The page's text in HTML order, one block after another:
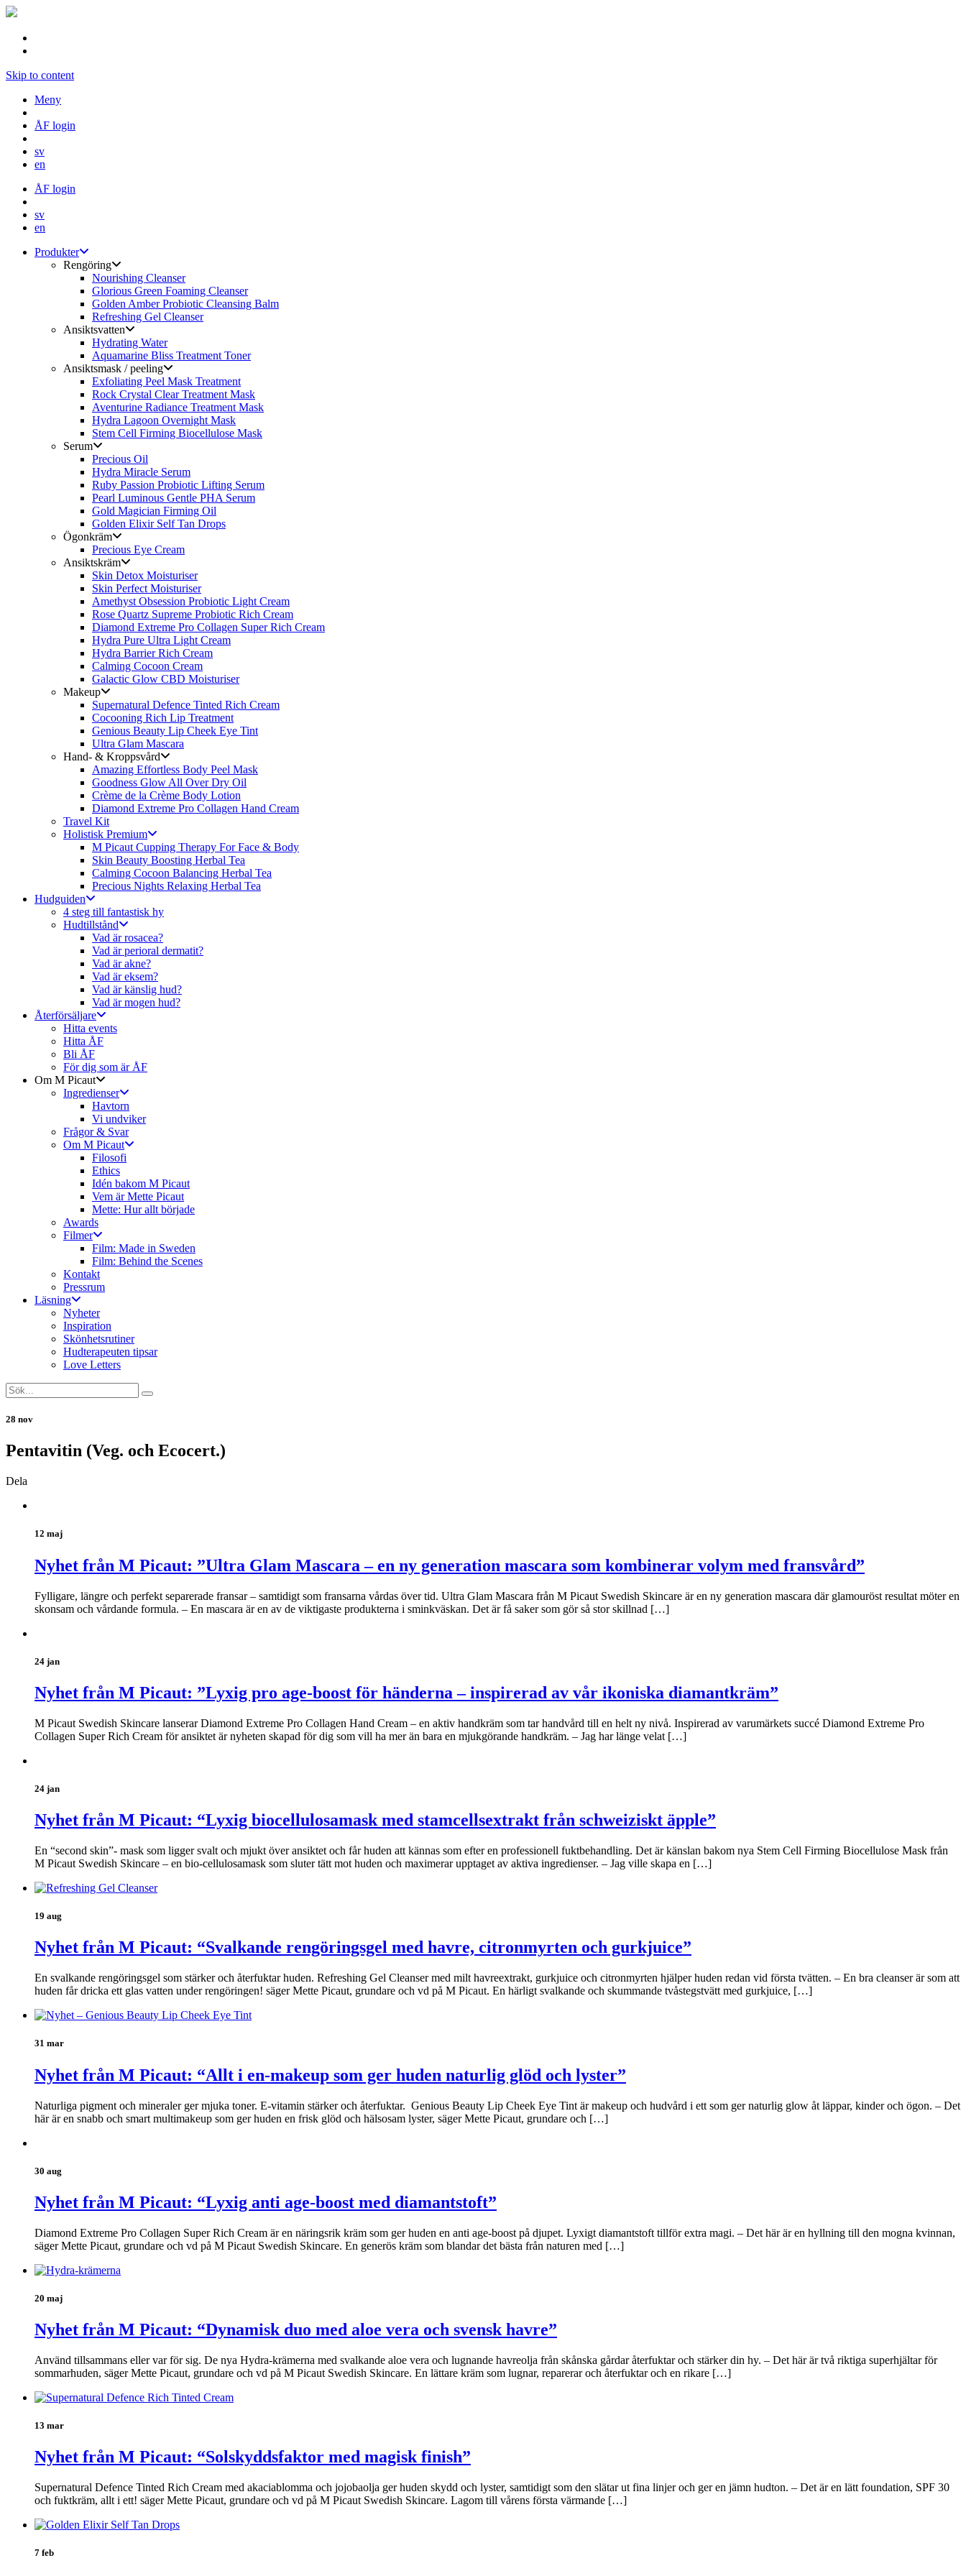
Skip to content
Meny
ÅF login
sv
en
ÅF login
sv
en
Produkter
Rengöring
Nourishing Cleanser
Glorious Green Foaming Cleanser
Golden Amber Probiotic Cleansing Balm
Refreshing Gel Cleanser
Ansiktsvatten
Hydrating Water
Aquamarine Bliss Treatment Toner
Ansiktsmask / peeling
Exfoliating Peel Mask Treatment
Rock Crystal Clear Treatment Mask
Aventurine Radiance Treatment Mask
Hydra Lagoon Overnight Mask
Stem Cell Firming Biocellulose Mask
Serum
Precious Oil
Hydra Miracle Serum
Ruby Passion Probiotic Lifting Serum
Pearl Luminous Gentle PHA Serum
Gold Magician Firming Oil
Golden Elixir Self Tan Drops
Ögonkräm
Precious Eye Cream
Ansiktskräm
Skin Detox Moisturiser
Skin Perfect Moisturiser
Amethyst Obsession Probiotic Light Cream
Rose Quartz Supreme Probiotic Rich Cream
Diamond Extreme Pro Collagen Super Rich Cream
Hydra Pure Ultra Light Cream
Hydra Barrier Rich Cream
Calming Cocoon Cream
Galactic Glow CBD Moisturiser
Makeup
Supernatural Defence Tinted Rich Cream
Cocooning Rich Lip Treatment
Genious Beauty Lip Cheek Eye Tint
Ultra Glam Mascara
Hand- & Kroppsvård
Amazing Effortless Body Peel Mask
Goodness Glow All Over Dry Oil
Crème de la Crème Body Lotion
Diamond Extreme Pro Collagen Hand Cream
Travel Kit
Holistisk Premium
M Picaut Cupping Therapy For Face & Body
Skin Beauty Boosting Herbal Tea
Calming Cocoon Balancing Herbal Tea
Precious Nights Relaxing Herbal Tea
Hudguiden
4 steg till fantastisk hy
Hudtillstånd
Vad är rosacea?
Vad är perioral dermatit?
Vad är akne?
Vad är eksem?
Vad är känslig hud?
Vad är mogen hud?
Återförsäljare
Hitta events
Hitta ÅF
Bli ÅF
För dig som är ÅF
Om M Picaut
Ingredienser
Havtorn
Vi undviker
Frågor & Svar
Om M Picaut
Filosofi
Ethics
Idén bakom M Picaut
Vem är Mette Picaut
Mette: Hur allt började
Awards
Filmer
Film: Made in Sweden
Film: Behind the Scenes
Kontakt
Pressrum
Läsning
Nyheter
Inspiration
Skönhetsrutiner
Hudterapeuten tipsar
Love Letters
28 nov
Pentavitin (Veg. och Ecocert.)
Dela
12 maj
Nyhet från M Picaut: ”Ultra Glam Mascara – en ny generation mascara som kombinerar volym med fransvård”
Fylligare, längre och perfekt separerade fransar – samtidigt som fransarna vårdas över tid. Ultra Glam Mascara från M Picaut Swedish Skincare är en ny generation mascara där glamouröst resultat möter en
skonsam och vårdande formula. – En mascara är en av de viktigaste produkterna i sminkväskan. Det är få saker som gör så stor skillnad […]
24 jan
Nyhet från M Picaut: ”Lyxig pro age-boost för händerna – inspirerad av vår ikoniska diamantkräm”
M Picaut Swedish Skincare lanserar Diamond Extreme Pro Collagen Hand Cream – en aktiv handkräm som tar handvård till en helt ny nivå. Inspirerad av varumärkets succé Diamond Extreme Pro
Collagen Super Rich Cream för ansiktet är nyheten skapad för dig som vill ha mer än bara en mjukgörande handkräm. – Jag har länge velat […]
24 jan
Nyhet från M Picaut: “Lyxig biocellulosamask med stamcellsextrakt från schweiziskt äpple”
En “second skin”- mask som ligger svalt och mjukt över ansiktet och får huden att kännas som efter en professionell fuktbehandling. Det är känslan bakom nya Stem Cell Firming Biocellulose Mask från
M Picaut Swedish Skincare – en bio-cellulosamask som sluter tätt mot huden och maximerar upptaget av aktiva ingredienser. – Jag ville skapa en […]
19 aug
Nyhet från M Picaut: “Svalkande rengöringsgel med havre, citronmyrten och gurkjuice”
En svalkande rengöringsgel som stärker och återfuktar huden. Refreshing Gel Cleanser med milt havreextrakt, gurkjuice och citronmyrten hjälper huden redan vid första tvätten. – En bra cleanser är som att
huden får dricka ett glas vatten under rengöringen! säger Mette Picaut, grundare och vd på M Picaut. En härligt svalkande och skummande tvåstegstvätt med gurkjuice, […]
31 mar
Nyhet från M Picaut: “Allt i en-makeup som ger huden naturlig glöd och lyster”
Naturliga pigment och mineraler ger mjuka toner. E-vitamin stärker och återfuktar. Genious Beauty Lip Cheek Eye Tint är makeup och hudvård i ett som ger naturlig glow åt läppar, kinder och ögon. – Det
här är en snabb och smart multimakeup som ger huden en frisk glöd och hälsosam lyster, säger Mette Picaut, grundare och […]
30 aug
Nyhet från M Picaut: “Lyxig anti age-boost med diamantstoft”
Diamond Extreme Pro Collagen Super Rich Cream är en näringsrik kräm som ger huden en anti age-boost på djupet. Lyxigt diamantstoft tillför extra magi. – Det här är en hyllning till den mogna kvinnan,
säger Mette Picaut, grundare och vd på M Picaut Swedish Skincare. En generös kräm som blandar det bästa från naturen med […]
20 maj
Nyhet från M Picaut: “Dynamisk duo med aloe vera och svensk havre”
Använd tillsammans eller var för sig. De nya Hydra-krämerna med svalkande aloe vera och lugnande havreolja från skånska gårdar återfuktar och stärker din hy. – Det här är två riktiga superhjältar för
sommarhuden, säger Mette Picaut, grundare och vd på M Picaut Swedish Skincare. En lättare kräm som lugnar, reparerar och återfuktar och en rikare […]
13 mar
Nyhet från M Picaut: “Solskyddsfaktor med magisk finish”
Supernatural Defence Tinted Rich Cream med akaciablomma och jojobaolja ger huden skydd och lyster, samtidigt som den slätar ut fina linjer och ger en jämn hudton. – Det är en lätt foundation, SPF 30
och fuktkräm, allt i ett! säger Mette Picaut, grundare och vd på M Picaut Swedish Skincare. Lagom till vårens första värmande […]
7 feb